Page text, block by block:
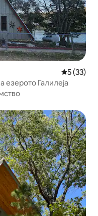
Просечна
5 (33)
езерото Галилеја